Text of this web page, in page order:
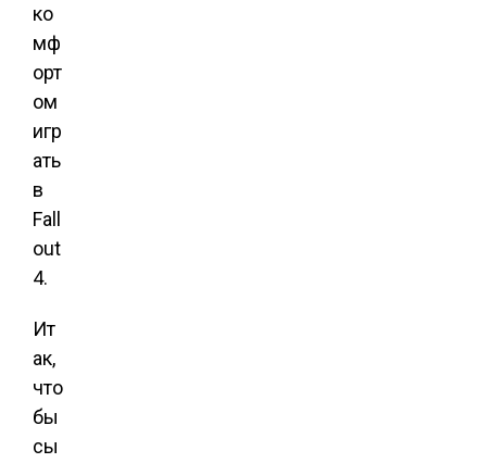
ко
мф
орт
ом
игр
ать
в
Fall
out
4.
Ит
ак,
что
бы
сы